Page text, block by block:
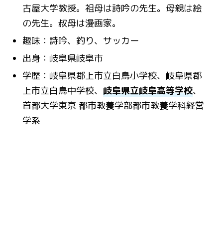
古屋大学教授。祖母は詩吟の先生。母親は絵
の先生。叔母は漫画家。
趣味：詩吟、釣り、サッカー
出身：岐阜県岐阜市
学歴：岐阜県郡上市立白鳥小学校、岐阜県郡
上市立白鳥中学校、 岐阜県立岐阜高等学校、
首都大学東京 都市教養学部都市教養学科経営
学系